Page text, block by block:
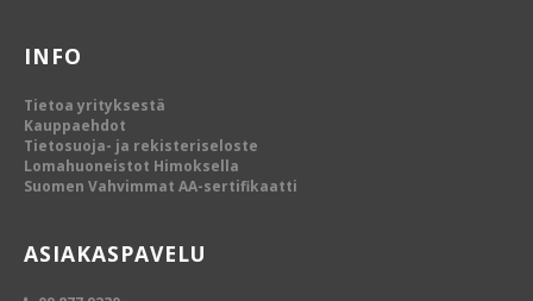
INFO
Tietoa yrityksestä
Kauppaehdot
Tietosuoja- ja rekisteriseloste
Lomahuoneistot Himoksella
Suomen Vahvimmat AA-sertifikaatti
ASIAKASPAVELU